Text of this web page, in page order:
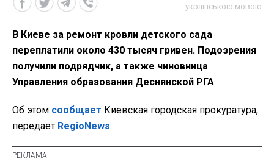
українською мовою
В Киеве за ремонт кровли детского сада
переплатили около 430 тысяч гривен. Подозрения
получили подрядчик, а также чиновница
Управления образования Деснянской РГА
Об этом сообщает Киевская городская прокуратура,
передает RegioNews.